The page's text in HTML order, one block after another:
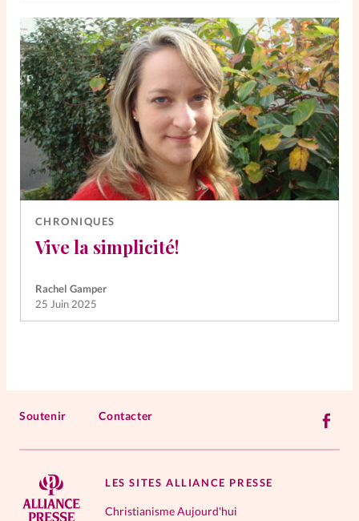
CHRONIQUES
Vive la simplicité!
Rachel Gamper
25 Juin 2025
Soutenir Contacter
LES SITES ALLIANCE PRESSE
Christianisme Aujourd'hui